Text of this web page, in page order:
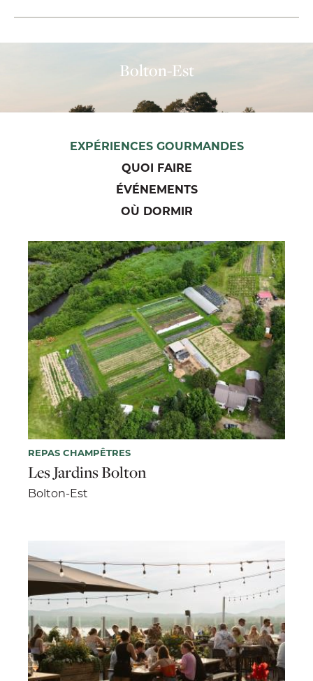
Bolton-Est
EXPÉRIENCES GOURMANDES
QUOI FAIRE
ÉVÉNEMENTS
OÙ DORMIR
REPAS CHAMPÊTRES
Les Jardins Bolton
Bolton-Est